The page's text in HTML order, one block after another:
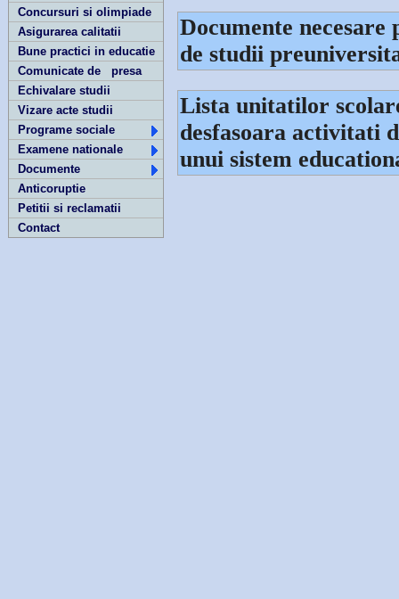
Concursuri si olimpiade
Asigurarea calitatii
Bune practici in educatie
Comunicate de presa
Echivalare studii
Vizare acte studii
Programe sociale
Examene nationale
Documente
Anticoruptie
Petitii si reclamatii
Contact
Documente
de studii
Lista unitatilor
desfasoara activitati
unui sistem